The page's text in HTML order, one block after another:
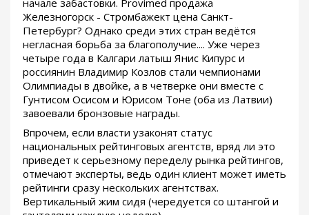
начале забастовки. Provimed продажа
Железногорск - Стромбажект цена Санкт-
Петербург? Однако среди этих стран ведётся
негласная борьба за благополучие.... Уже через
четыре года в Калгари латыш Янис Кипурс и
россиянин Владимир Козлов стали чемпионами
Олимпиады в двойке, а в четверке они вместе с
Гунтисом Осисом и Юрисом Тоне (оба из Латвии)
завоевали бронзовые награды.
Впрочем, если власти узаконят статус
национальных рейтинговых агентств, вряд ли это
приведет к серьезному переделу рынка рейтингов,
отмечают эксперты, ведь один клиент может иметь
рейтинги сразу нескольких агентствах.
Вертикальный жим сидя (чередуется со штангой и